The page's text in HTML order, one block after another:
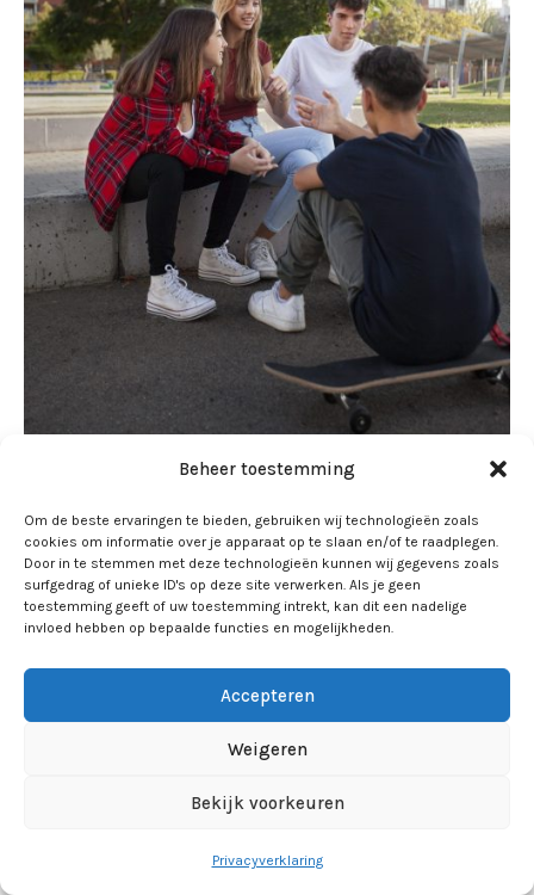
Beheer toestemming
Om de beste ervaringen te bieden, gebruiken wij technologieën zoals
cookies om informatie over je apparaat op te slaan en/of te raadplegen.
Door in te stemmen met deze technologieën kunnen wij gegevens zoals
surfgedrag of unieke ID's op deze site verwerken. Als je geen
toestemming geeft of uw toestemming intrekt, kan dit een nadelige
invloed hebben op bepaalde functies en mogelijkheden.
Accepteren
Weigeren
Bekijk voorkeuren
Privacyverklaring
Hoe helpt dynamisch testen jou om het
(hoog)begaafde leerlingen inzichtelijk te maken?
(Hoog)begaafdheid wordt traditioneel bepaald
aan de hand van een IQ-score. Een dynamische
aan bij Vygotsky’s zone van naaste ontwikkeling:
wat een leerling kan bereiken met ondersteuning.
Dynamisch testen, waarbij doelgerichte hulp
tijdens het testproces wordt geboden, maakt
omstandigheden ze optimaal functioneren.